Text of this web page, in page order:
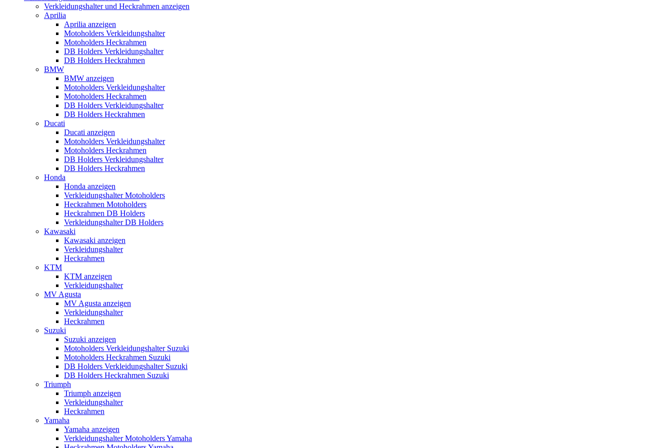
Verkleidungshalter und Heckrahmen anzeigen
Aprilia
Aprilia anzeigen
Motoholders Verkleidungshalter
Motoholders Heckrahmen
DB Holders Verkleidungshalter
DB Holders Heckrahmen
BMW
BMW anzeigen
Motoholders Verkleidungshalter
Motoholders Heckrahmen
DB Holders Verkleidungshalter
DB Holders Heckrahmen
Ducati
Ducati anzeigen
Motoholders Verkleidungshalter
Motoholders Heckrahmen
DB Holders Verkleidungshalter
DB Holders Heckrahmen
Honda
Honda anzeigen
Verkleidungshalter Motoholders
Heckrahmen Motoholders
Heckrahmen DB Holders
Verkleidungshalter DB Holders
Kawasaki
Kawasaki anzeigen
Verkleidungshalter
Heckrahmen
KTM
KTM anzeigen
Verkleidungshalter
MV Agusta
MV Agusta anzeigen
Verkleidungshalter
Heckrahmen
Suzuki
Suzuki anzeigen
Motoholders Verkleidungshalter Suzuki
Motoholders Heckrahmen Suzuki
DB Holders Verkleidungshalter Suzuki
DB Holders Heckrahmen Suzuki
Triumph
Triumph anzeigen
Verkleidungshalter
Heckrahmen
Yamaha
Yamaha anzeigen
Verkleidungshalter Motoholders Yamaha